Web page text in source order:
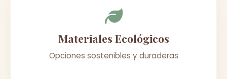
Materiales Ecológicos
Opciones sostenibles y duraderas